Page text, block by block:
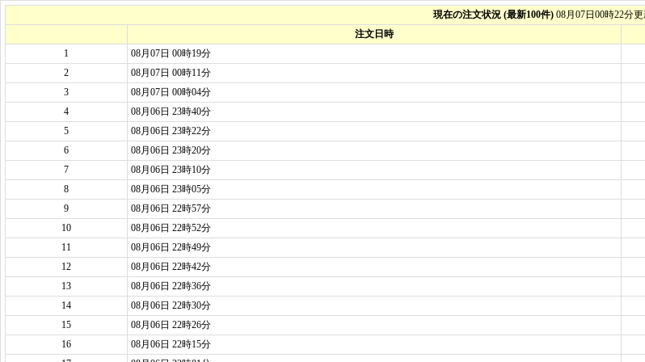
現在の注文状況 (最新100件) 08月07日00時22分
注文日時
1
08月07日 00時19分
2
08月07日 00時11分
3
08月07日 00時04分
4
08月06日 23時40分
5
08月06日 23時22分
6
08月06日 23時20分
7
08月06日 23時10分
8
08月06日 23時05分
9
08月06日 22時57分
10
08月06日 22時52分
11
08月06日 22時49分
12
08月06日 22時42分
13
08月06日 22時36分
14
08月06日 22時30分
15
08月06日 22時26分
16
08月06日 22時15分